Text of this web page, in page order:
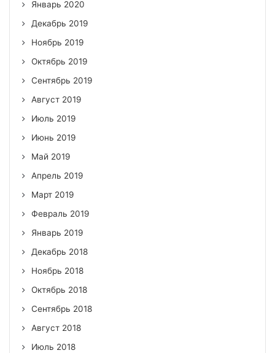
Январь 2020
Декабрь 2019
Ноябрь 2019
Октябрь 2019
Сентябрь 2019
Август 2019
Июль 2019
Июнь 2019
Май 2019
Апрель 2019
Март 2019
Февраль 2019
Январь 2019
Декабрь 2018
Ноябрь 2018
Октябрь 2018
Сентябрь 2018
Август 2018
Июль 2018